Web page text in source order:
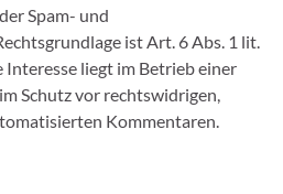
Spam- und
ist Art. 6 Abs. 1 lit.
Interesse liegt im Betrieb einer
Schutz vor rechtswidrigen,
Kommentaren.